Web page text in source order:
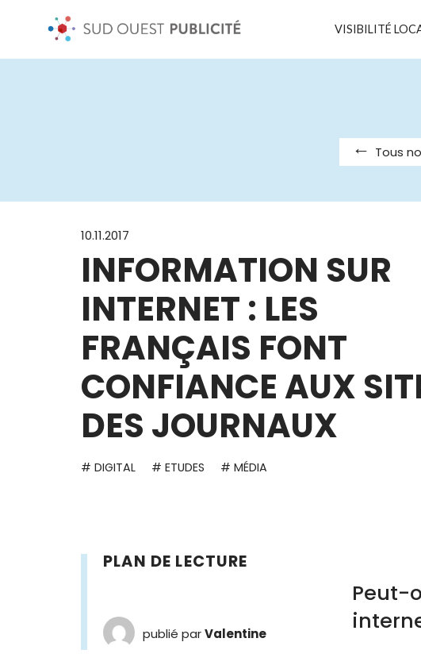
VISIBILITÉ
Tous
10.11.2017
INFORMATION SUR
INTERNET : LES
FRANÇAIS FONT
CONFIANCE AUX
DES JOURNAUX
# DIGITAL # ETUDES # MÉDIA
PLAN DE LECTURE
publié parValentine
Peut-